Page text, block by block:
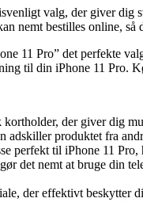
valg, der giver
nemt bestilles online,
11 Pro” det perfekte
til din iPhone 11
kortholder, der giver dig
adskiller produktet fra
perfekt til iPhone 11
det nemt at bruge din
der effektivt beskytter